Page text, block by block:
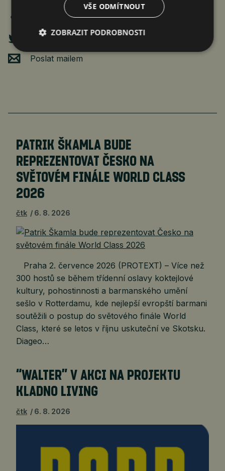
Poslat mailem
PATRIK ŠKAMLA BUDE
REPREZENTOVAT ČESKO NA
SVĚTOVÉM FINÁLE WORLD CLASS
2026
čtk 6. 8. 2026
Praha 2. července 2026 (PROTEXT) – Více než
300 hostů se během třídenní oslavy koktejlové
kultury, pohostinnosti a barmanského umění
sešlo v Rotterdamu, kde nejlepší evropští barmani
soutěžili o postup do světového finále World
Class, které se letos v říjnu uskuteční ve Skotsku.
Diageo…
“WALTER” V AKCI NA PROJEKTU
KLADNO LIVING
čtk 6. 8. 2026
VŠE ODMÍTNOUT
ZOBRAZIT PODROBNOSTI